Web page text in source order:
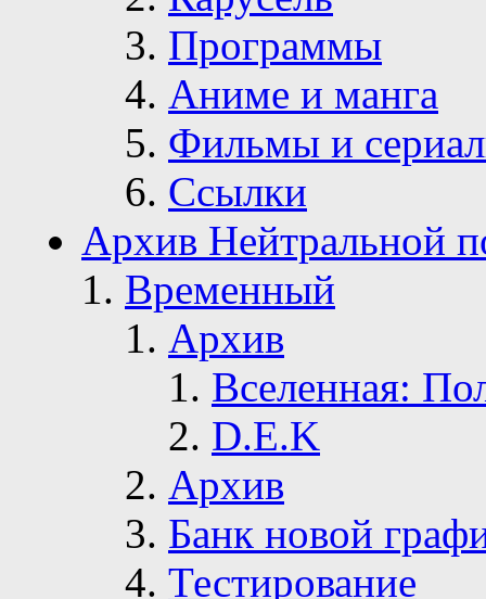
Программы
Аниме и манга
Фильмы и
Ссылки
Архив Нейтральной
Временный
Архив
Вселенная:
D.E.K
Архив
Банк новой
Тестирование